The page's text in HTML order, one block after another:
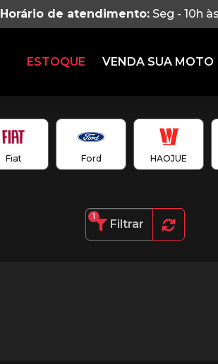
Horário de atendimento: Seg - 10h
ESTOQUE VENDA SUA MOTO
Fiat Ford HAOJUE
Filtrar
1